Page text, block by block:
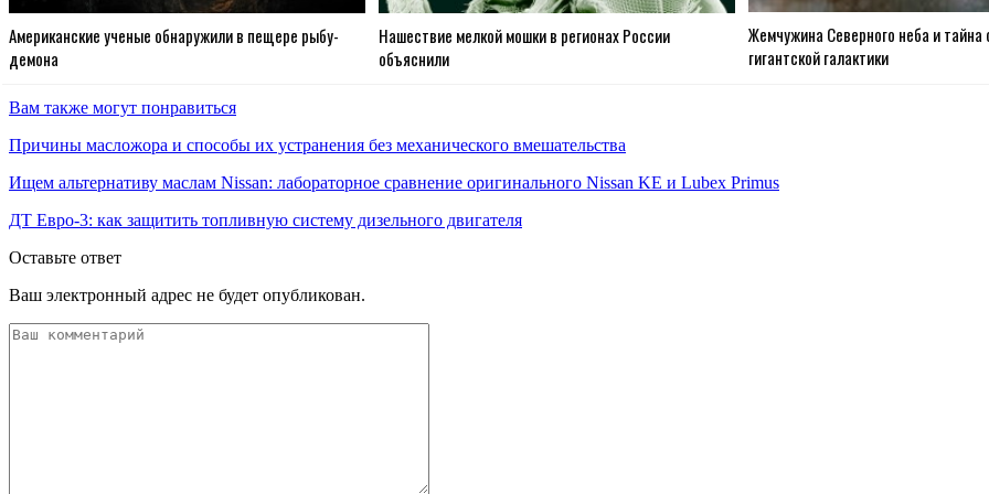
Американские ученые обнаружили в пещере рыбу-
демона
Нашествие мелкой мошки в регионах России
объяснили
Жемчужина Северного неба и тайна
гигантской галактики
Вам также могут понравиться
Причины масложора и способы их устранения без механического вмешательства
Ищем альтернативу маслам Nissan: лабораторное сравнение оригинального Nissan KE и Lubex Primus
ДТ Евро-3: как защитить топливную систему дизельного двигателя
Оставьте ответ
Ваш электронный адрес не будет опубликован.